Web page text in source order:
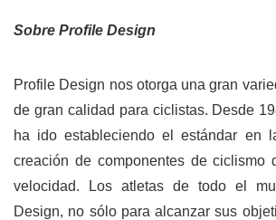
Sobre Profile Design
Profile Design nos otorga una gran
de gran calidad para ciclistas. Desde
ha ido estableciendo el estándar en
creación de componentes de ciclismo
velocidad. Los atletas de todo el
Design, no sólo para alcanzar sus